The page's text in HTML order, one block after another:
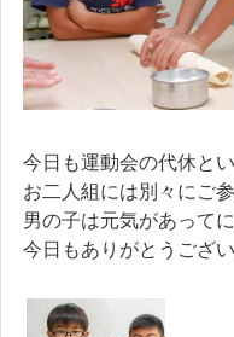
今日も運動会の代休と
お二人組には別々にご
男の子は元気があって
今日もありがとうござ